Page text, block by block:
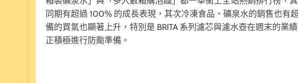
同期有超過 100% 的成長表現，其次冷凍食品、礦泉水的銷售也有
備的買氣也顯著上升，特別是 BRITA 系列濾芯與濾水壺在週末的業
正積極進行防颱準備。